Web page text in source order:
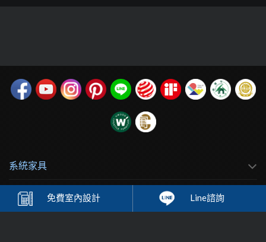
免費室內設計 Line諮詢
系統家具
Order家具